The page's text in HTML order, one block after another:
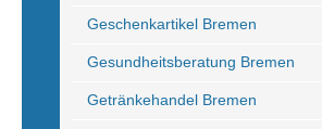
Geschenkartikel Bremen
Gesundheitsberatung Bremen
Getränkehandel Bremen